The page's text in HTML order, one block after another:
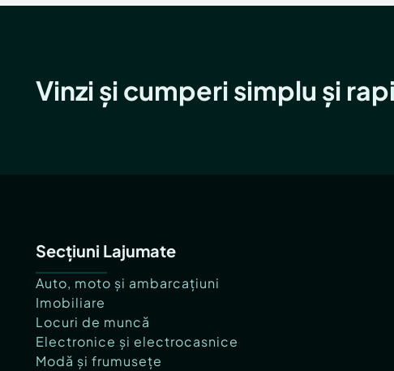
Vinzi și cumperi simplu și
Secțiuni Lajumate
Auto, moto și ambarcațiuni
Imobiliare
Locuri de muncă
Electronice și electrocasnice
Modă și frumusețe